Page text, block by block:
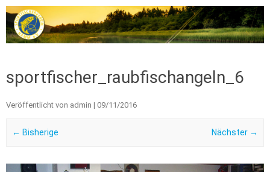
sportfischer_raubfischangeln_6
Veröffentlicht von admin | 09/11/2016
← Bisherige Nächster →